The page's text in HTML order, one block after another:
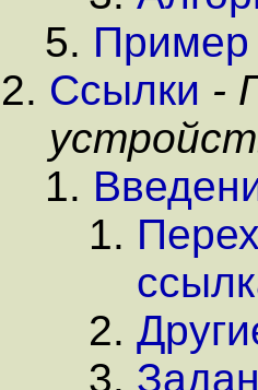
Пример
Ссылки -